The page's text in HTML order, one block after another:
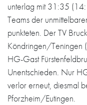
unterlag mit 31:35
Teams der
punkteten. Der TV
Köndringen/Teningen
HG-Gast
Unentschieden. Nur
verlor erneut, diesmal
Pforzheim/Eutingen.